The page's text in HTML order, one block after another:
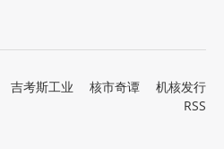
吉考斯工业 核市奇谭
机核发行
RSS